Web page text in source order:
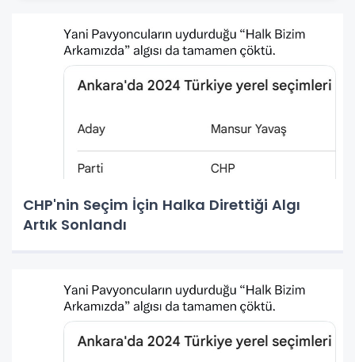
CHP'nin Seçim İçin Halka Direttiği Algı
Artık Sonlandı